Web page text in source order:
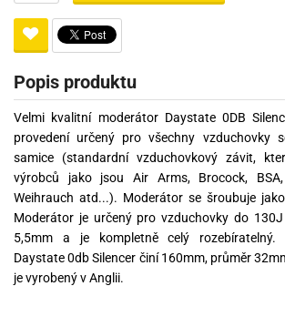
Popis produktu
Velmi kvalitní moderátor Daystate 0DB
provedení určený pro všechny vzduchovky
samice (standardní vzduchovkový závit,
výrobců jako jsou Air Arms, Brocock,
Weihrauch atd...). Moderátor se šroubuje
Moderátor je určený pro vzduchovky do
5,5mm a je kompletně celý rozebíratelný.
Daystate 0db Silencer činí 160mm, průměr
je vyrobený v Anglii.